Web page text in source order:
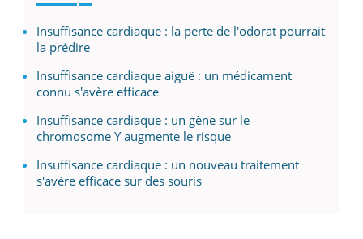
Insuffisance cardiaque : la perte de l'odorat pourrait
la prédire
Insuffisance cardiaque aiguë : un médicament
connu s'avère efficace
Insuffisance cardiaque : un gène sur le
chromosome Y augmente le risque
Insuffisance cardiaque : un nouveau traitement
s'avère efficace sur des souris